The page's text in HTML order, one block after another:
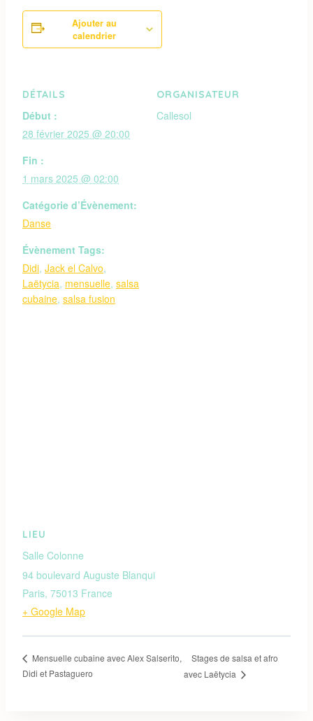
Ajouter au
calendrier
DÉTAILS
Début :
28 février 2025 @ 20:00
Fin :
1 mars 2025 @ 02:00
Catégorie d’Évènement:
Danse
Évènement Tags:
Didi, Jack el Calvo,
Laëtycia, mensuelle, salsa
cubaine, salsa fusion
ORGANISATEUR
Callesol
LIEU
Salle Colonne
94 boulevard Auguste Blanqui
Paris, 75013 France
+ Google Map
Mensuelle cubaine avec Alex Salserito,
Didi et Pastaguero
Stages de salsa et afro
avec Laëtycia